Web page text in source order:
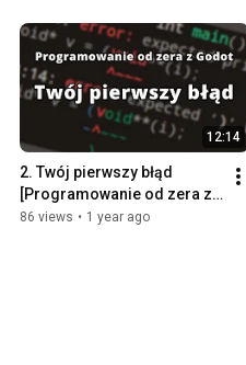
12:14
2. Twój pierwszy błąd
[Programowanie od zera z
Godot]
86 views • 1 year ago